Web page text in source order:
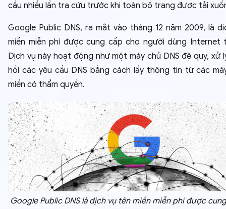
cầu nhiều lần tra cứu trước khi toàn bộ trang được tải
Google Public DNS, ra mắt vào tháng 12 năm 2009, là
miền miễn phí được cung cấp cho người dùng Internet
Dịch vụ này hoạt động như một máy chủ DNS đệ quy, xử
hồi các yêu cầu DNS bằng cách lấy thông tin từ các
miền có thẩm quyền.
Google Public DNS là dịch vụ tên miền miễn phí được